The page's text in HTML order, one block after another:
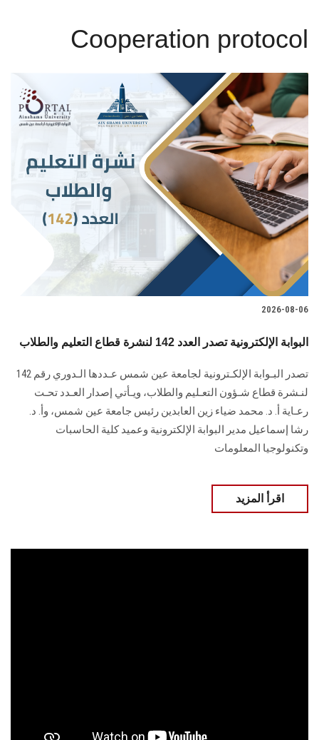
المراكز والوحدات
الإعلام
تواصل معنا
الدراسات العليا
الزائـرون
سجل الان
Cooperation protocol
2026-08-06
البوابة الإلكترونية تصدر العدد 142 لنشرة قطاع التعليم والطلاب
تصدر البـوابة الإلكـترونية لجامعة عين شمس عـددها الـدوري رقم 142
لنـشرة قطاع شـؤون التعـليم ‏والطلاب‎، ويـأتي إصدار العـدد تحـت
رعـاية أ. د. محمد ضياء زين العابدين رئيس جامعة عين شمس، وأ. د.
‏رشا إسماعيل مدير البوابة الإلكترونية وعميد كلية الحاسبات
وتكنولوجيا المعلومات
اقرأ المزيد